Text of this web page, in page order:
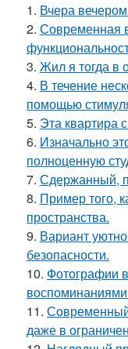
1. Вчера
2. Современная
3. Жил я тогда в
4. В течение
помощью
5. Эта квартира
6. Изначально
полноценную
7. Сдержанный,
8. Пример того,
пространства.
9. Вариант
безопасности.
10. Фотографии
11. Современный
даже в